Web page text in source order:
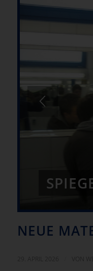
NEUE